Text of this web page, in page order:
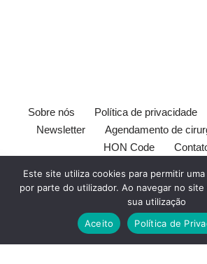
Sobre nós Política de privacidade
Newsletter
Agendamento de
HON Code
[elfsight_whatsapp_chat id="1"]
Este site é orientado ao publico leigo.
são somente de intento informativo e pode
todos usuários. O conteúdo deste site não
Todos devem sempre consultar seu
Receba
Dicas
Este site utiliza cookies para permitir
por parte do utilizador. Ao navegar no
sua utilização
Aceito
Política de